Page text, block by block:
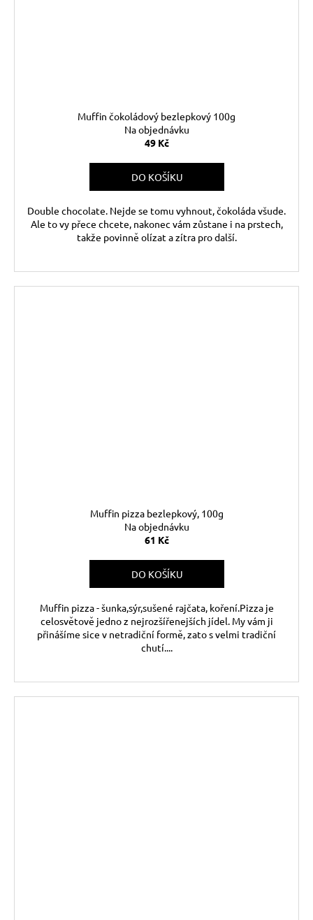
Muffin čokoládový bezlepkový 100g
Na objednávku
49 Kč
DO KOŠÍKU
Double chocolate. Nejde se tomu vyhnout, čokoláda všude.
Ale to vy přece chcete, nakonec vám zůstane i na prstech,
takže povinně olízat a zítra pro další.
Muffin pizza bezlepkový, 100g
Na objednávku
61 Kč
DO KOŠÍKU
Muffin pizza - šunka,sýr,sušené rajčata, koření.Pizza je
celosvětově jedno z nejrozšířenejších jídel. My vám ji
přinášíme sice v netradiční formě, zato s velmi tradiční
chutí....